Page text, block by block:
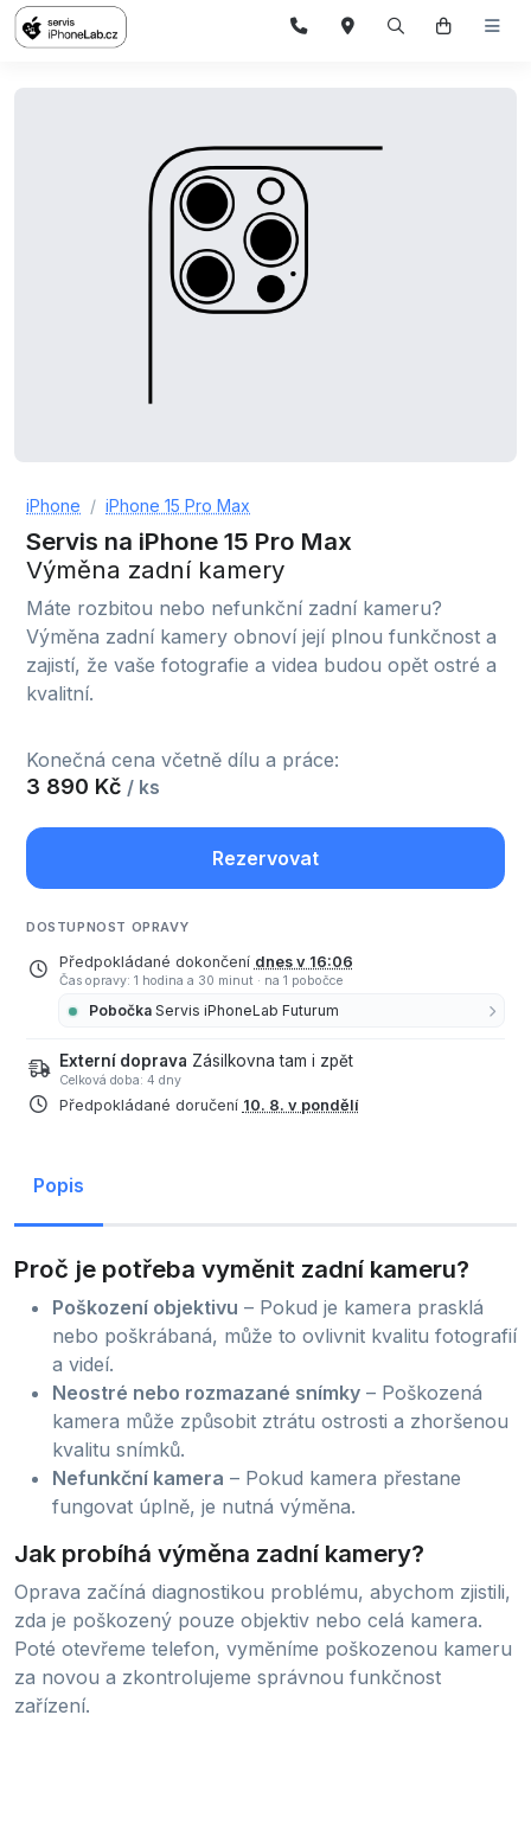
iPhone iPhone 15 Pro Max
Servis na iPhone 15 Pro Max
Výměna zadní kamery
Máte rozbitou nebo nefunkční zadní kameru?
Výměna zadní kamery obnoví její plnou funkčnost a
zajistí, že vaše fotografie a videa budou opět ostré a
kvalitní.
Konečná cena včetně dílu a práce:
3 890 Kč / ks
Rezervovat
DOSTUPNOST OPRAVY
Předpokládané dokončení dnes v 16:06
Čas opravy: 1 hodina a 30 minut · na 1 pobočce
Pobočka Servis iPhoneLab Futurum
Externí doprava Zásilkovna tam i zpět
Celková doba: 4 dny
Předpokládané doručení 10. 8. v pondělí
Popis
Proč je potřeba vyměnit zadní kameru?
Poškození objektivu – Pokud je kamera prasklá
nebo poškrábaná, může to ovlivnit kvalitu fotografií
a videí.
Neostré nebo rozmazané snímky – Poškozená
kamera může způsobit ztrátu ostrosti a zhoršenou
kvalitu snímků.
Nefunkční kamera – Pokud kamera přestane
fungovat úplně, je nutná výměna.
Jak probíhá výměna zadní kamery?
Oprava začíná diagnostikou problému, abychom zjistili,
zda je poškozený pouze objektiv nebo celá kamera.
Poté otevřeme telefon, vyměníme poškozenou kameru
za novou a zkontrolujeme správnou funkčnost
zařízení.